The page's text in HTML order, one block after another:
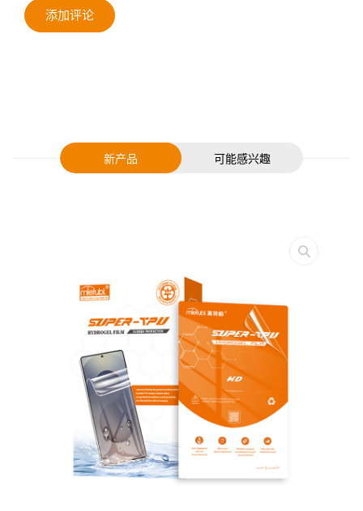
添加评论
新产品 可能感兴趣